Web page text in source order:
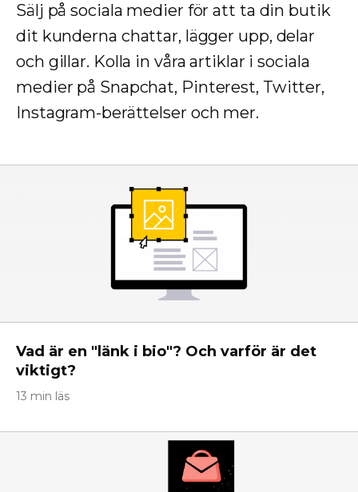
Sälj på sociala medier för att ta din butik
dit kunderna chattar, lägger upp, delar
och gillar. Kolla in våra artiklar i sociala
medier på Snapchat, Pinterest, Twitter,
Instagram-berättelser och mer.
Vad är en "länk i bio"? Och varför är det
viktigt?
13 min läs